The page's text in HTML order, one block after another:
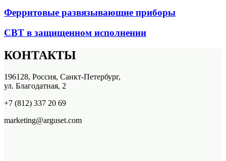
Ферритовые развязывающие приборы
СВТ в защищенном исполнении
КОНТАКТЫ
196128, Россия, Санкт-Петербург,
ул. Благодатная, 2
+7 (812) 337 20 69
marketing@arguset.com